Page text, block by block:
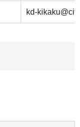
kd-